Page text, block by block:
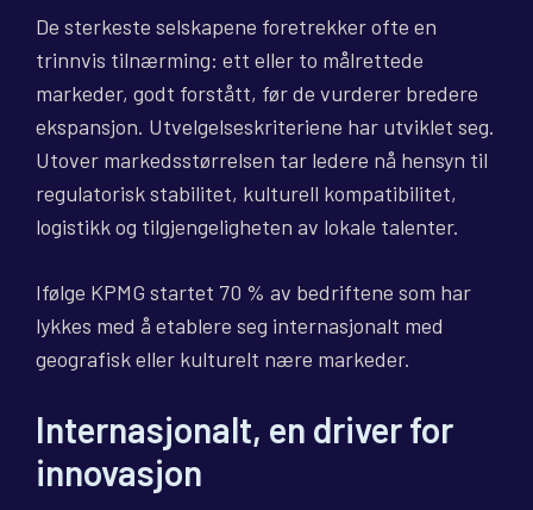
De sterkeste selskapene foretrekker ofte en
trinnvis tilnærming: ett eller to målrettede
markeder, godt forstått, før de vurderer bredere
ekspansjon. Utvelgelseskriteriene har utviklet seg.
Utover markedsstørrelsen tar ledere nå hensyn til
regulatorisk stabilitet, kulturell kompatibilitet,
logistikk og tilgjengeligheten av lokale talenter.
Ifølge KPMG startet 70 % av bedriftene som har
lykkes med å etablere seg internasjonalt med
geografisk eller kulturelt nære markeder.
Internasjonalt, en driver for
innovasjon